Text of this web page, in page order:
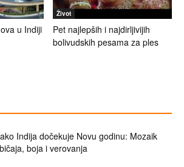
u Indiji
Život
Pet najlepših i najdirljivijih
bolivudskih pesama za ples
Indija dočekuje Novu godinu: Mozaik
boja i verovanja